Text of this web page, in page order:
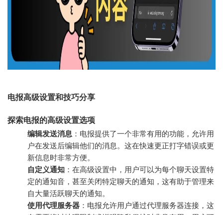
电报高级设置和技巧分享
探索电报的高级设置选项
编辑发送消息 ：电报提供了一个非常有用的功能，允许用
户在发送后编辑他们的消息。这在快速更正打字错误或更
新信息时非常方便。
自定义通知 ：在高级设置中，用户可以为每个聊天设置特
定的通知音，甚至关闭特定聊天的通知，这有助于管理来
自大量活跃聊天的通知。
使用代理服务器 ：电报允许用户通过代理服务器连接，这